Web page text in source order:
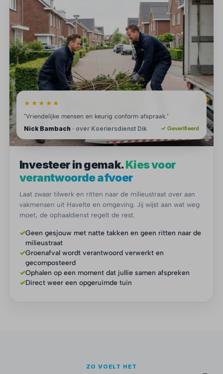
★★★★★
"Vriendelijke mensen en keurig conform afspraak."
Nick Bambach · over Koeriersdienst Dik ✓ Geverifieerd
Investeer in gemak.Kies voor
verantwoorde afvoer
Laat zwaar tilwerk en ritten naar de milieustraat over aan
vakmensen uit Havelte en omgeving. Jij wijst aan wat weg
moet, de ophaaldienst regelt de rest.
✓Geen gesjouw met natte takken en geen ritten naar de
milieustraat
✓Groenafval wordt verantwoord verwerkt en
gecomposteerd
✓Ophalen op een moment dat jullie samen afspreken
✓Direct weer een opgeruimde tuin
ZO VOELT HET